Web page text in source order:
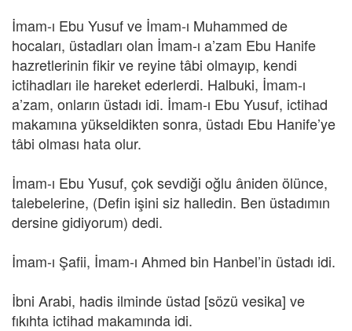
İmam-ı Ebu Yusuf ve İmam-ı Muhammed de
hocaları, üstadları olan İmam-ı a’zam Ebu Hanife
hazretlerinin fikir ve reyine tâbi olmayıp, kendi
ictihadları ile hareket ederlerdi. Halbuki, İmam-ı
a’zam, onların üstadı idi. İmam-ı Ebu Yusuf, ictihad
makamına yükseldikten sonra, üstadı Ebu Hanife’ye
tâbi olması hata olur.
İmam-ı Ebu Yusuf, çok sevdiği oğlu âniden ölünce,
talebelerine, (Defin işini siz halledin. Ben üstadımın
dersine gidiyorum) dedi.
İmam-ı Şafii, İmam-ı Ahmed bin Hanbel’in üstadı idi.
İbni Arabi, hadis ilminde üstad [sözü vesika] ve
fıkıhta ictihad makamında idi.